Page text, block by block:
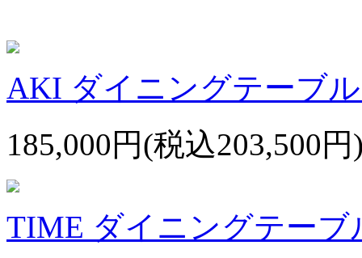
AKI ダイニングテー
185,000円(税込203,500円
TIME ダイニングテーブ